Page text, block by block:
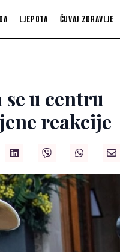
Ljepota Čuvaj zdravlje
u centru
reakcije